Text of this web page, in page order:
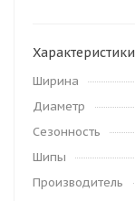
Характеристики
Ширина
Диаметр
Сезонность
Шипы
Производитель